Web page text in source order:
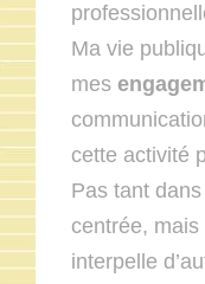
Ma vie
mes
cette activité
Pas tant
centrée, mais
interpelle